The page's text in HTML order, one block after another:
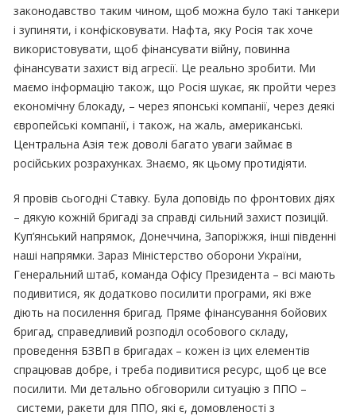
законодавство таким чином, щоб можна було такі танкери
і зупиняти, і конфісковувати. Нафта, яку Росія так хоче
використовувати, щоб фінансувати війну, повинна
фінансувати захист від агресії. Це реально зробити. Ми
маємо інформацію також, що Росія шукає, як пройти через
економічну блокаду, – через японські компанії, через деякі
європейські компанії, і також, на жаль, американські.
Центральна Азія теж доволі багато уваги займає в
російських розрахунках. Знаємо, як цьому протидіяти.
Я провів сьогодні Ставку. Була доповідь по фронтових діях
– дякую кожній бригаді за справді сильний захист позицій.
Куп’янський напрямок, Донеччина, Запоріжжя, інші південні
наші напрямки. Зараз Міністерство оборони України,
Генеральний штаб, команда Офісу Президента – всі мають
подивитися, як додатково посилити програми, які вже
діють на посилення бригад. Пряме фінансування бойових
бригад, справедливий розподіл особового складу,
проведення БЗВП в бригадах – кожен із цих елементів
спрацював добре, і треба подивитися ресурс, щоб це все
посилити. Ми детально обговорили ситуацію з ППО –
системи, ракети для ППО, які є, домовленості з